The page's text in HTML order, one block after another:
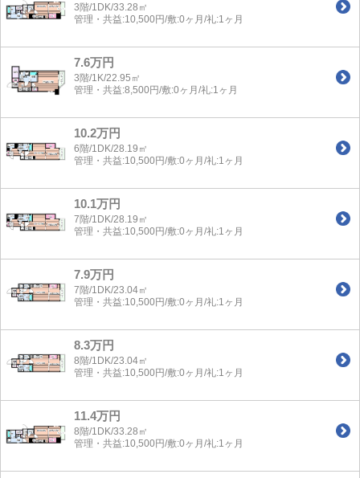
3階/1DK/33.28㎡
管理・共益:10,500円/敷:0ヶ月/礼:1ヶ月
7.6万円
3階/1K/22.95㎡
管理・共益:8,500円/敷:0ヶ月/礼:1ヶ月
10.2万円
6階/1DK/28.19㎡
管理・共益:10,500円/敷:0ヶ月/礼:1ヶ月
10.1万円
7階/1DK/28.19㎡
管理・共益:10,500円/敷:0ヶ月/礼:1ヶ月
7.9万円
7階/1DK/23.04㎡
管理・共益:10,500円/敷:0ヶ月/礼:1ヶ月
8.3万円
8階/1DK/23.04㎡
管理・共益:10,500円/敷:0ヶ月/礼:1ヶ月
11.4万円
8階/1DK/33.28㎡
管理・共益:10,500円/敷:0ヶ月/礼:1ヶ月